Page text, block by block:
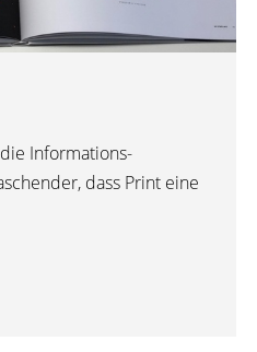
Informations-
dass Print eine